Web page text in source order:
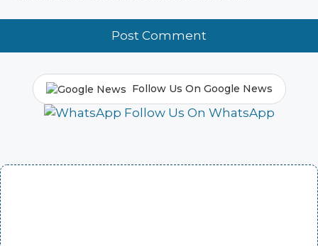
Follow Us On Google News
Follow Us On WhatsApp